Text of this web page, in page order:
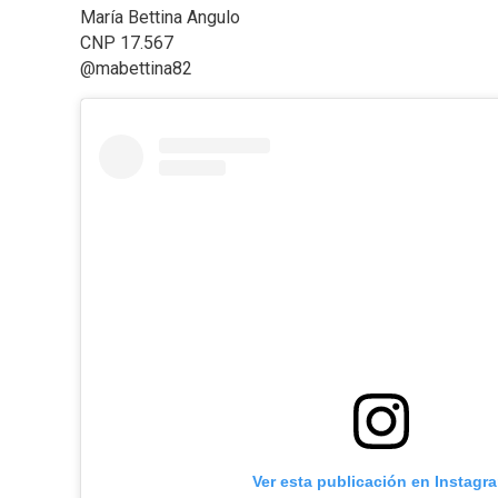
María Bettina Angulo
CNP 17.567
@mabettina82
Ver esta publicación en